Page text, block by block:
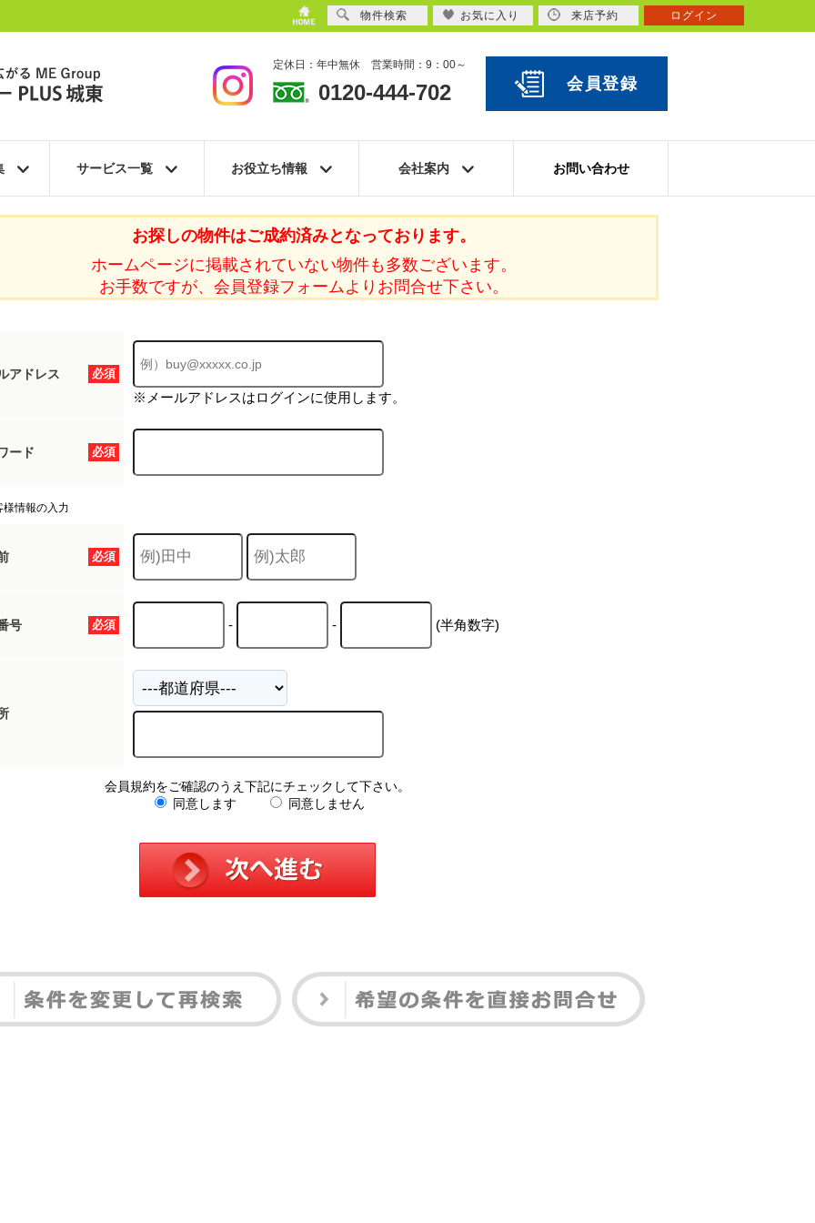
定休日：年中無休 営業時間：9：00～
0120-444-702 会員登録
サービス一覧 お役立ち情報 会社案内 お問い合わせ
お探しの物件はご成約済みとなっております。
ホームページに掲載されていない物件も多数ございます。
お手数ですが、会員登録フォームよりお問合せ下さい。
必須
アドレス
※メールアドレスはログインに使用します。
必須
ード
様情報の入力
必須
必須
号 - - (半角数字)
会員規約をご確認のうえ下記にチェックして下さい。
同意します
同意しません
物件検索 お気に入り 来店予約 ログイン